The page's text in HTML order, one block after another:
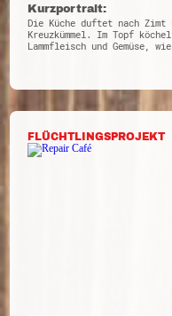
Kurzportrait:
Die Küche duftet nach Zimt
Kreuzkümmel. Im Topf
Lammfleisch und Gemüse,
FLÜCHTLINGSPROJEKT